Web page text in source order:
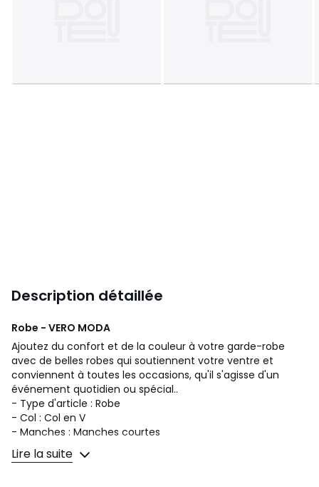
Description détaillée
Robe - VERO MODA
Ajoutez du confort et de la couleur à votre garde-robe
avec de belles robes qui soutiennent votre ventre et
conviennent à toutes les occasions, qu'il s'agisse d'un
événement quotidien ou spécial..
- Type d'article : Robe
- Col : Col en V
- Manches : Manches courtes
- Fermeture : Fermeture à scratch
- Longueur/Taille : Longueur midi
Lire la suite